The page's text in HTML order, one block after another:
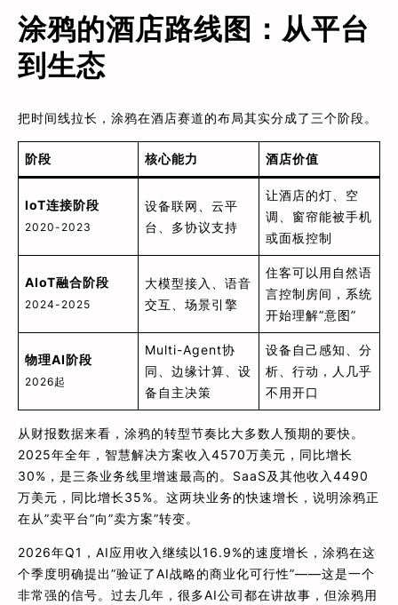
涂鸦的酒店路线图：从平台
到生态
把时间线拉长，涂鸦在酒店赛道的布局其实分成了三个阶段。
阶段 核心能力 酒店价值
IoT连接阶段
2020-2023
设备联网、云平
台、多协议支持
让酒店的灯、空
调、窗帘能被手机
或面板控制
AIoT融合阶段
2024-2025
大模型接入、语音
交互、场景引擎
住客可以用自然语
言控制房间，系统
开始理解”意图”
物理AI阶段
2026起
Multi-Agent协
同、边缘计算、设
备自主决策
设备自己感知、分
析、行动，人几乎
不用开口
从财报数据来看，涂鸦的转型节奏比大多数人预期的要快。
2025年全年，智慧解决方案收入4570万美元，同比增长
30%，是三条业务线里增速最高的。SaaS及其他收入4490
万美元，同比增长35%。这两块业务的快速增长，说明涂鸦正
在从”卖平台”向”卖方案”转变。
2026年Q1，AI应用收入继续以16.9%的速度增长，涂鸦在这
个季度明确提出”验证了AI战略的商业化可行性”——这是一个
非常强的信号。过去几年，很多AI公司都在讲故事，但涂鸦用